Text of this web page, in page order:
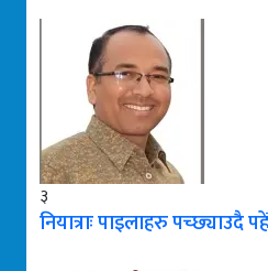
३
नियात्राः पाइलाहरु पच्छ्याउदै